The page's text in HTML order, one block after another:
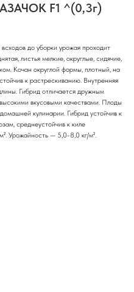
F1 ^(0,3г)
до уборки урожая проходит
листья мелкие, округлые, сидячие,
Кочан округлой формы, плотный, на
к растрескиванию. Внутренняя
Гибрид отличается дружным
вкусовыми качествами. Плоды
кулинарии. Гибрид устойчив к
среднеустойчив к киле
Урожайность — 5,0-8,0 кг/м².